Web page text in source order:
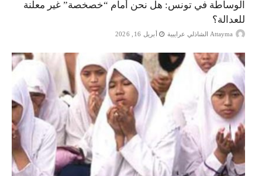
الوساطة في تونس: هل نحن أمام “خصخصة” غير معلنة
للعدالة؟
Attayma الشاذلي عرايبية أبريل 16, 2026